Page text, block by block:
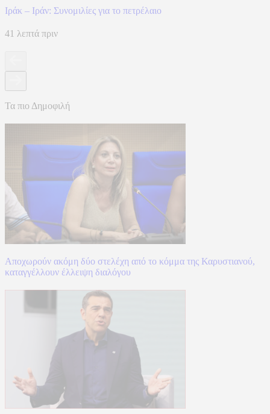
Ιράκ – Ιράν: Συνομιλίες για το πετρέλαιο
41 λεπτά πριν
Τα πιο Δημοφιλή
Αποχωρούν ακόμη δύο στελέχη από το κόμμα της Καρυστιανού,
καταγγέλλουν έλλειψη διαλόγου